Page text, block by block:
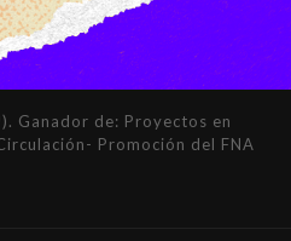
Ganador de: Proyectos en
Promoción del FNA